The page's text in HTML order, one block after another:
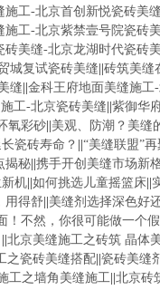
工-北京首创新悦瓷砖美缝
施工-北京紫禁壹号院瓷砖
砖美缝-北京龙湖时代瓷砖
城复试瓷砖美缝 砖筑美缝
缝 金科王府地面美缝施工
工-北京瓷砖美缝 紫御华
氧彩砂|| 美观、防潮？美缝
瓷砖寿命？ “美缝联盟”
揭秘|| 携手开创美缝市场新
机|| 如何挑选儿童摇篮床||
用得舒 美缝剂选择深色好
！不然，你很可能做一个假
北京美缝施工之砖筑 晶体
之瓷砖美缝搭配|| 瓷砖美缝
工之墙角美缝施工 北京砖